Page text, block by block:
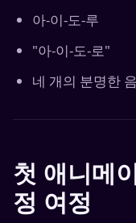
아-이-도-루
"아-이-도-로"
네 개의 분명한
첫 애니메
정 여정